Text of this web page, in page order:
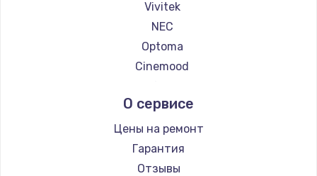
Ремонт платы усилителя
1200 руб.
Ремонт платы блока питания
800 руб.
Заказать
Vivitek
NEC
Optoma
Cinemood
Barco
Xgimi
Canon
JVC
О сервисе
Цены на ремонт
Гарантия
Отзывы